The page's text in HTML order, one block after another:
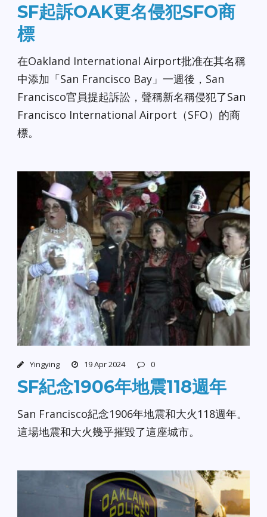
SF起訴OAK更名侵犯SFO商
標
在Oakland International Airport批准在其名稱
中添加「San Francisco Bay」一週後，San
Francisco官員提起訴訟，聲稱新名稱侵犯了San
Francisco International Airport（SFO）的商
標。
Yingying 19 Apr 2024 0
SF紀念1906年地震118週年
San Francisco紀念1906年地震和大火118週年。
這場地震和大火幾乎摧毀了這座城市。